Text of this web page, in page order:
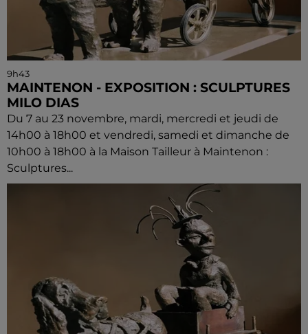
9h43
MAINTENON - EXPOSITION : SCULPTURES
MILO DIAS
Du 7 au 23 novembre, mardi, mercredi et jeudi de
14h00 à 18h00 et vendredi, samedi et dimanche de
10h00 à 18h00 à la Maison Tailleur à Maintenon :
Sculptures...